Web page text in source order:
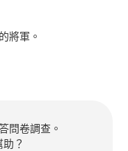
將軍。
問卷調查。
？